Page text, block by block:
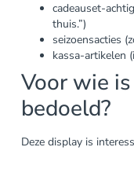
cadeauset-
thuis.”)
seizoensacties
kassa-artikelen
Voor wie
bedoeld?
Deze display is